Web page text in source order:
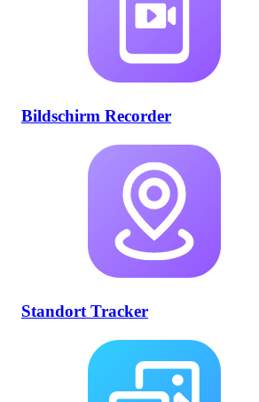
Bildschirm Recorder
Standort Tracker